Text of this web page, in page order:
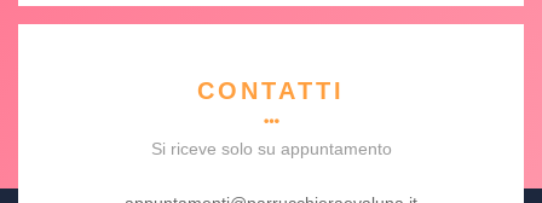
CONTATTI
Si riceve solo su appuntamento